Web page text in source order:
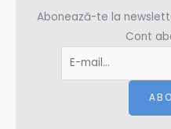
Abonează-te la
Cont